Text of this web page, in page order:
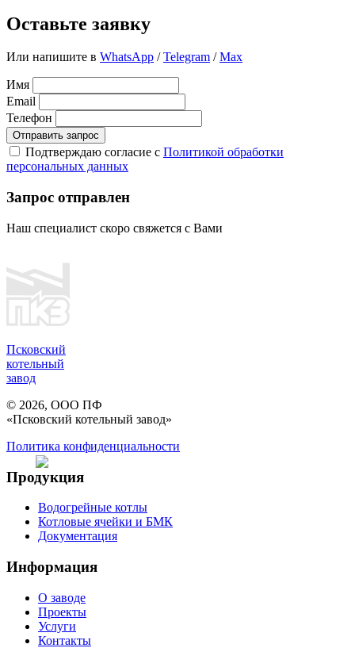
Оставьте заявку
Или напишите в WhatsApp /Telegram /Max
Имя
Email
Телефон
Отправить запрос
Подтверждаю согласие с Политикой обработки
персональных данных
Запрос отправлен
Наш специалист скоро свяжется с Вами
Псковский
котельный
завод
© 2026, ООО ПФ
«Псковский котельный завод»
Политика конфиденциальности
Продукция
Водогрейные котлы
Котловые ячейки и БМК
Документация
Информация
О заводе
Проекты
Услуги
Контакты